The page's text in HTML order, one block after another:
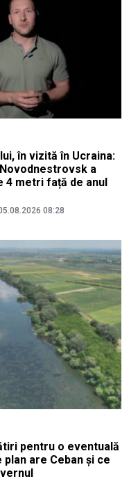
în vizită în Ucraina:
a
4 metri față de anul
08:28
pentru o eventuală
plan are Ceban și ce